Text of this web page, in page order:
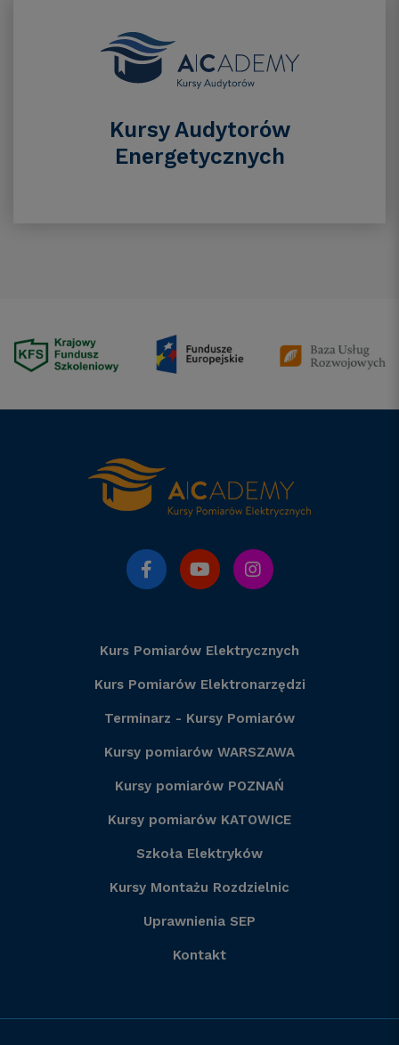
Kursy Audytorów
Energetycznych
Kurs Pomiarów Elektrycznych
Kurs Pomiarów Elektronarzędzi
Terminarz - Kursy Pomiarów
Kursy pomiarów WARSZAWA
Kursy pomiarów POZNAŃ
Kursy pomiarów KATOWICE
Szkoła Elektryków
Kursy Montażu Rozdzielnic
Uprawnienia SEP
Kontakt